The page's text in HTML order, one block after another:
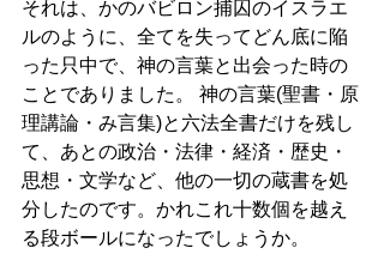
それは、かのバビロン捕囚のイスラエ
ルのように、全てを失ってどん底に陥
った只中で、神の言葉と出会った時の
ことでありました。 神の言葉(聖書・原
理講論・み言集)と六法全書だけを残し
て、あとの政治・法律・経済・歴史・
思想・文学など、他の一切の蔵書を処
分したのです。かれこれ十数個を越え
る段ボールになったでしょうか。